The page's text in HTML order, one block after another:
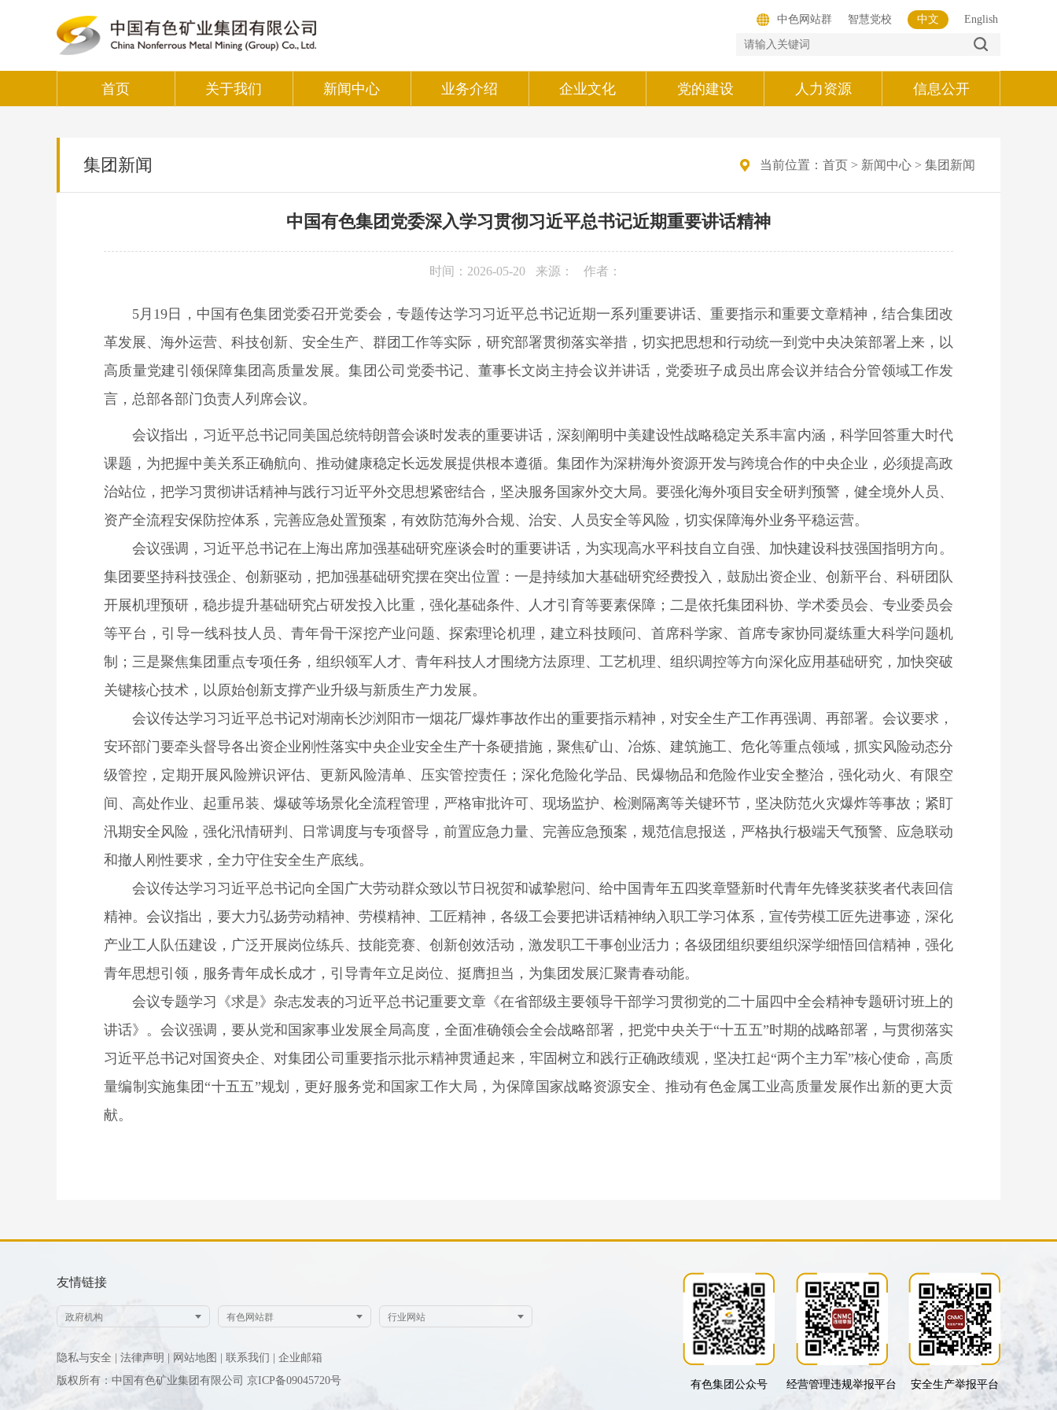
智慧党校 中文 English
中色网站群
首页 关于我们 新闻中心 业务介绍 企业文化 党的建设 人力资源 信息公开
集团新闻 当前位置： 首页 > 新闻中心 > 集团新闻
中国有色集团党委深入学习贯彻习近平总书记近期重要讲话精神
时间：2026-05-20 来源： 作者：
5月19日，中国有色集团党委召开党委会，专题传达学习习近平总书记近期一系列重要讲话、重要指示和重要文章精神，结合集团改
革发展、海外运营、科技创新、安全生产、群团工作等实际，研究部署贯彻落实举措，切实把思想和行动统一到党中央决策部署上来，以
高质量党建引领保障集团高质量发展。集团公司党委书记、董事长文岗主持会议并讲话，党委班子成员出席会议并结合分管领域工作发
言，总部各部门负责人列席会议。
会议指出，习近平总书记同美国总统特朗普会谈时发表的重要讲话，深刻阐明中美建设性战略稳定关系丰富内涵，科学回答重大时代
课题，为把握中美关系正确航向、推动健康稳定长远发展提供根本遵循。集团作为深耕海外资源开发与跨境合作的中央企业，必须提高政
治站位，把学习贯彻讲话精神与践行习近平外交思想紧密结合，坚决服务国家外交大局。要强化海外项目安全研判预警，健全境外人员、
资产全流程安保防控体系，完善应急处置预案，有效防范海外合规、治安、人员安全等风险，切实保障海外业务平稳运营。
会议强调，习近平总书记在上海出席加强基础研究座谈会时的重要讲话，为实现高水平科技自立自强、加快建设科技强国指明方向。
集团要坚持科技强企、创新驱动，把加强基础研究摆在突出位置：一是持续加大基础研究经费投入，鼓励出资企业、创新平台、科研团队
开展机理预研，稳步提升基础研究占研发投入比重，强化基础条件、人才引育等要素保障；二是依托集团科协、学术委员会、专业委员会
等平台，引导一线科技人员、青年骨干深挖产业问题、探索理论机理，建立科技顾问、首席科学家、首席专家协同凝练重大科学问题机
制；三是聚焦集团重点专项任务，组织领军人才、青年科技人才围绕方法原理、工艺机理、组织调控等方向深化应用基础研究，加快突破
关键核心技术，以原始创新支撑产业升级与新质生产力发展。
会议传达学习习近平总书记对湖南长沙浏阳市一烟花厂爆炸事故作出的重要指示精神，对安全生产工作再强调、再部署。会议要求，
安环部门要牵头督导各出资企业刚性落实中央企业安全生产十条硬措施，聚焦矿山、冶炼、建筑施工、危化等重点领域，抓实风险动态分
级管控，定期开展风险辨识评估、更新风险清单、压实管控责任；深化危险化学品、民爆物品和危险作业安全整治，强化动火、有限空
间、高处作业、起重吊装、爆破等场景化全流程管理，严格审批许可、现场监护、检测隔离等关键环节，坚决防范火灾爆炸等事故；紧盯
汛期安全风险，强化汛情研判、日常调度与专项督导，前置应急力量、完善应急预案，规范信息报送，严格执行极端天气预警、应急联动
和撤人刚性要求，全力守住安全生产底线。
会议传达学习习近平总书记向全国广大劳动群众致以节日祝贺和诚挚慰问、给中国青年五四奖章暨新时代青年先锋奖获奖者代表回信
精神。会议指出，要大力弘扬劳动精神、劳模精神、工匠精神，各级工会要把讲话精神纳入职工学习体系，宣传劳模工匠先进事迹，深化
产业工人队伍建设，广泛开展岗位练兵、技能竞赛、创新创效活动，激发职工干事创业活力；各级团组织要组织深学细悟回信精神，强化
青年思想引领，服务青年成长成才，引导青年立足岗位、挺膺担当，为集团发展汇聚青春动能。
会议专题学习《求是》杂志发表的习近平总书记重要文章《在省部级主要领导干部学习贯彻党的二十届四中全会精神专题研讨班上的
讲话》。会议强调，要从党和国家事业发展全局高度，全面准确领会全会战略部署，把党中央关于“十五五”时期的战略部署，与贯彻落实
习近平总书记对国资央企、对集团公司重要指示批示精神贯通起来，牢固树立和践行正确政绩观，坚决扛起“两个主力军”核心使命，高质
量编制实施集团“十五五”规划，更好服务党和国家工作大局，为保障国家战略资源安全、推动有色金属工业高质量发展作出新的更大贡
献。
友情链接
隐私与安全 | 法律声明 | 网站地图 | 联系我们 |
企业邮箱
版权所有：中国有色矿业集团有限公司 京ICP备09045720号 安全生产举报平台
经营管理违规举报平台
有色集团公众号